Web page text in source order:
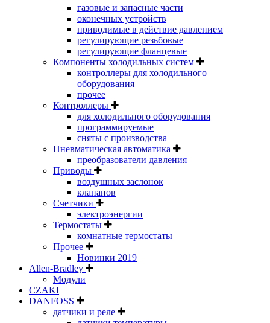
газовые и запасные части
оконечных устройств
приводимые в действие давлением
регулирующие резьбовые
регулирующие фланцевые
Компоненты холодильных систем
контроллеры для холодильного
оборудования
прочее
Контроллеры
для холодильного оборудования
программируемые
сняты с производства
Пневматическая автоматика
преобразователи давления
Приводы
воздушных заслонок
клапанов
Счетчики
электроэнергии
Термостаты
комнатные термостаты
Прочее
Новинки 2019
Allen-Bradley
Модули
CZAKI
DANFOSS
датчики и реле